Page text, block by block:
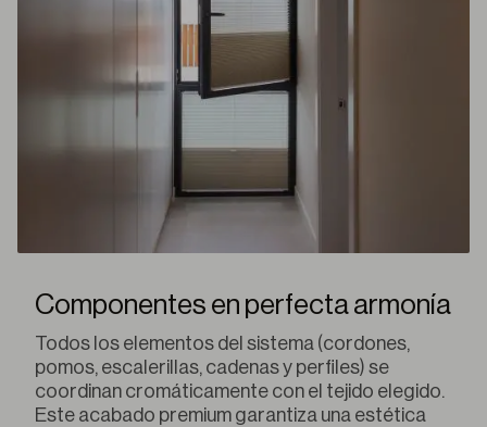
Componentes en perfecta armonía
Todos los elementos del sistema (cordones,
pomos, escalerillas, cadenas y perfiles) se
coordinan cromáticamente con el tejido elegido.
Este acabado premium garantiza una estética